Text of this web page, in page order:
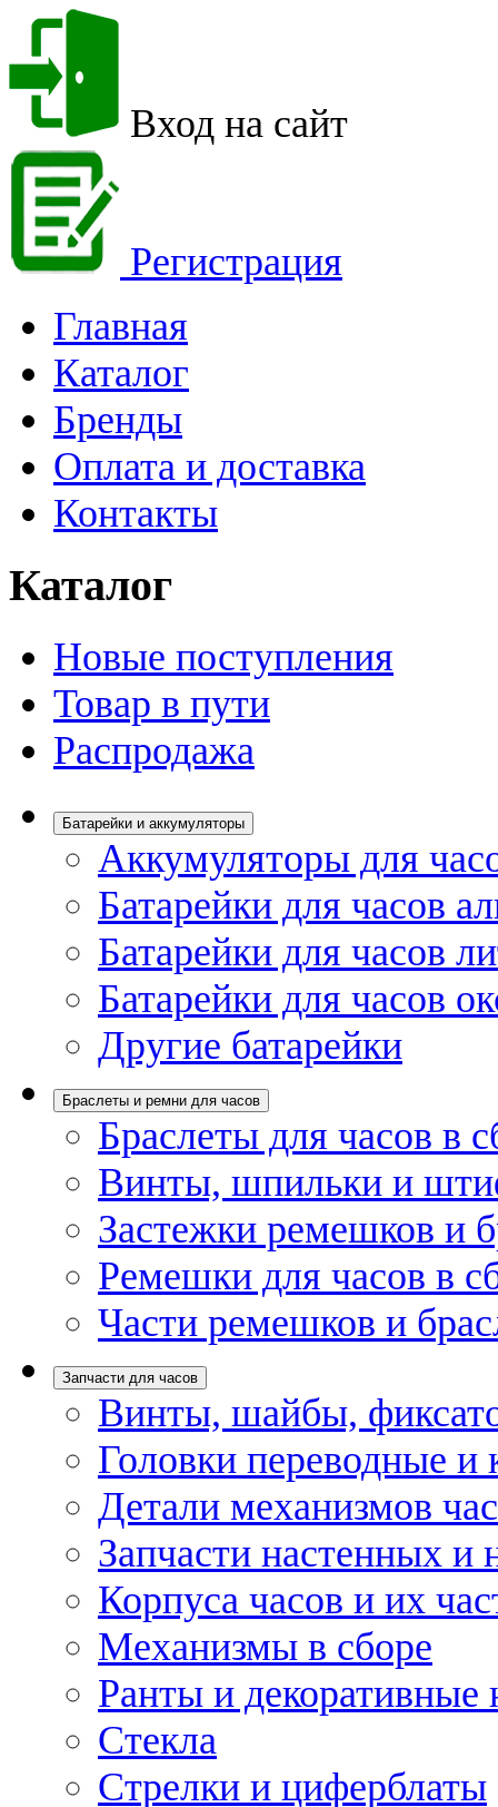
Вход на сайт
Регистрация
Главная
Каталог
Бренды
Оплата и доставка
Контакты
Каталог
Новые поступления
Товар в пути
Распродажа
Батарейки и аккумуляторы
Аккумуляторы для
Батарейки для часов
Батарейки для часов
Батарейки для часов
Другие батарейки
Браслеты и ремни для часов
Браслеты для часов в
Винты, шпильки и
Застежки ремешков и
Ремешки для часов в
Части ремешков и
Запчасти для часов
Винты, шайбы,
Головки переводные и
Детали механизмов
Запчасти настенных и
Корпуса часов и их
Механизмы в сборе
Ранты и декоративные
Стекла
Стрелки и циферблаты